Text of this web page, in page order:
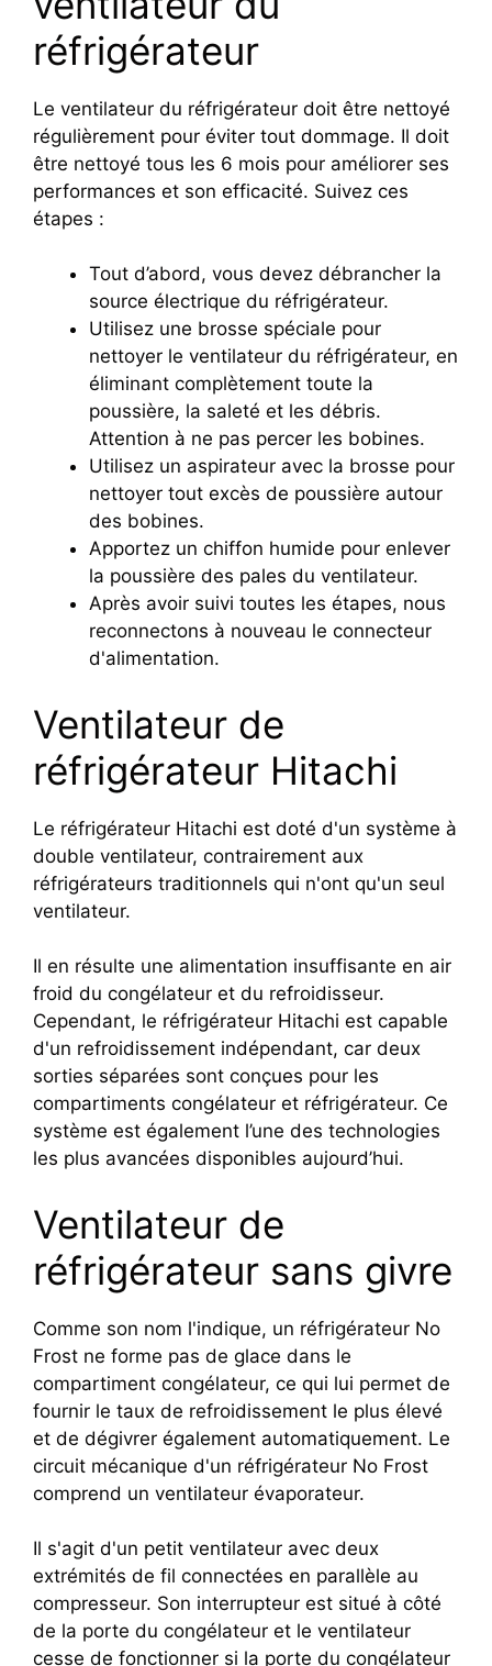
réfrigérateur
Le ventilateur du réfrigérateur doit être nettoyé
régulièrement pour éviter tout dommage. Il doit
être nettoyé tous les 6 mois pour améliorer ses
performances et son efficacité. Suivez ces
étapes :
Tout d’abord, vous devez débrancher la
source électrique du réfrigérateur.
Utilisez une brosse spéciale pour
nettoyer le ventilateur du réfrigérateur, en
éliminant complètement toute la
poussière, la saleté et les débris.
Attention à ne pas percer les bobines.
Utilisez un aspirateur avec la brosse pour
nettoyer tout excès de poussière autour
des bobines.
Apportez un chiffon humide pour enlever
la poussière des pales du ventilateur.
Après avoir suivi toutes les étapes, nous
reconnectons à nouveau le connecteur
d'alimentation.
Ventilateur de
réfrigérateur Hitachi
Le réfrigérateur Hitachi est doté d'un système à
double ventilateur, contrairement aux
réfrigérateurs traditionnels qui n'ont qu'un seul
ventilateur.
Il en résulte une alimentation insuffisante en air
froid du congélateur et du refroidisseur.
Cependant, le réfrigérateur Hitachi est capable
d'un refroidissement indépendant, car deux
sorties séparées sont conçues pour les
compartiments congélateur et réfrigérateur. Ce
système est également l’une des technologies
les plus avancées disponibles aujourd’hui.
Ventilateur de
réfrigérateur sans givre
Comme son nom l'indique, un réfrigérateur No
Frost ne forme pas de glace dans le
compartiment congélateur, ce qui lui permet de
fournir le taux de refroidissement le plus élevé
et de dégivrer également automatiquement. Le
circuit mécanique d'un réfrigérateur No Frost
comprend un ventilateur évaporateur.
Il s'agit d'un petit ventilateur avec deux
extrémités de fil connectées en parallèle au
compresseur. Son interrupteur est situé à côté
de la porte du congélateur et le ventilateur
cesse de fonctionner si la porte du congélateur